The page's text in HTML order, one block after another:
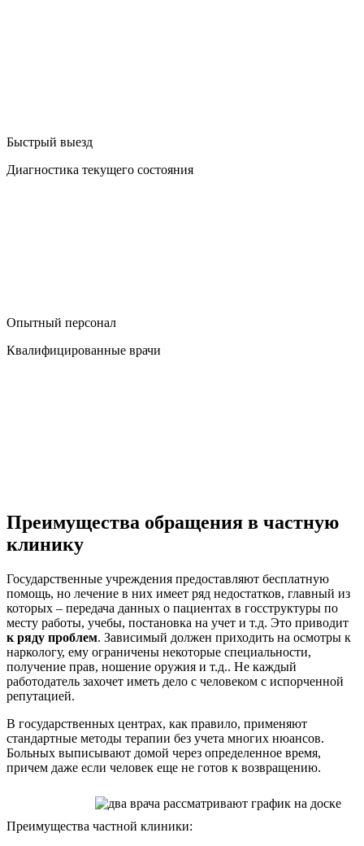
Быстрый выезд
Диагностика текущего состояния
Опытный персонал
Квалифицированные врачи
Преимущества обращения в частную
клинику
Государственные учреждения предоставляют бесплатную
помощь, но лечение в них имеет ряд недостатков, главный из
которых – передача данных о пациентах в госструктуры по
месту работы, учебы, постановка на учет и т.д. Это приводит
к ряду проблем. Зависимый должен приходить на осмотры к
наркологу, ему ограничены некоторые специальности,
получение прав, ношение оружия и т.д.. Не каждый
работодатель захочет иметь дело с человеком с испорченной
репутацией.
В государственных центрах, как правило, применяют
стандартные методы терапии без учета многих нюансов.
Больных выписывают домой через определенное время,
причем даже если человек еще не готов к возвращению.
Преимущества частной клиники: